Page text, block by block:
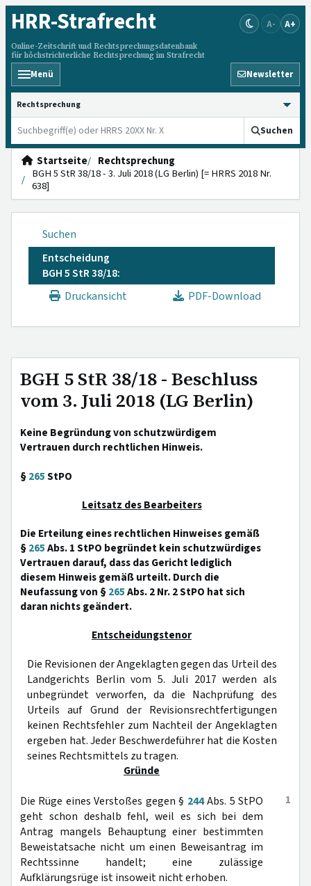
HRR-Strafrecht
Online-Zeitschrift und Rechtsprechungsdatenbank
für höchstrichterliche Rechtsprechung im Strafrecht
A- A+
Menü Newsletter
HRRS durchsuchen
Suchen
Startseite
Rechtsprechung
BGH 5 StR 38/18 - 3. Juli 2018 (LG Berlin) [= HRRS 2018 Nr.
638]
Suchen
Entscheidung
BGH 5 StR 38/18:
Druckansicht
PDF-Download
BGH 5 StR 38/18 - Beschluss
vom 3. Juli 2018 (LG Berlin)
Keine Begründung von schutzwürdigem
Vertrauen durch rechtlichen Hinweis.
§265StPO
Leitsatz des Bearbeiters
Die Erteilung eines rechtlichen Hinweises gemäß
§265Abs. 1 StPO begründet kein schutzwürdiges
Vertrauen darauf, dass das Gericht lediglich
diesem Hinweis gemäß urteilt. Durch die
Neufassung von §265Abs. 2 Nr. 2 StPO hat sich
daran nichts geändert.
Entscheidungstenor
Die Revisionen der Angeklagten gegen das Urteil des
Landgerichts Berlin vom 5. Juli 2017 werden als
unbegründet verworfen, da die Nachprüfung des
Urteils auf Grund der Revisionsrechtfertigungen
keinen Rechtsfehler zum Nachteil der Angeklagten
ergeben hat. Jeder Beschwerdeführer hat die Kosten
seines Rechtsmittels zu tragen.
Gründe
1
Die Rüge eines Verstoßes gegen § 244Abs. 5 StPO
geht schon deshalb fehl, weil es sich bei dem
Antrag mangels Behauptung einer bestimmten
Beweistatsache nicht um einen Beweisantrag im
Rechtssinne handelt; eine zulässige
Aufklärungsrüge ist insoweit nicht erhoben.